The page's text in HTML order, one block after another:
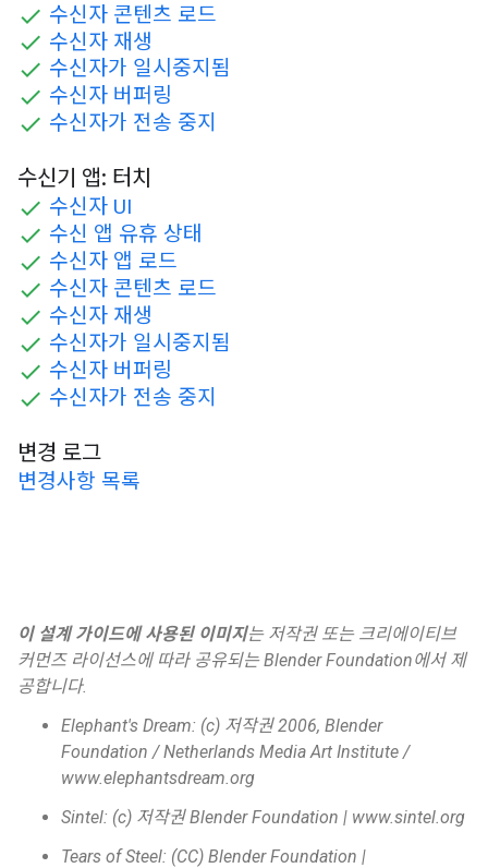
수신자 콘텐츠 로드
수신자 재생
수신자가 일시중지됨
수신자 버퍼링
수신자가 전송 중지
수신기 앱: 터치
수신자 UI
수신 앱 유휴 상태
수신자 앱 로드
수신자 콘텐츠 로드
수신자 재생
수신자가 일시중지됨
수신자 버퍼링
수신자가 전송 중지
변경 로그
변경사항 목록
이 설계 가이드에 사용된 이미지는 저작권 또는 크리에이티브
커먼즈 라이선스에 따라 공유되는 Blender Foundation에서 제
공합니다.
Elephant's Dream: (c) 저작권 2006, Blender
Foundation / Netherlands Media Art Institute /
www.elephantsdream.org
Sintel: (c) 저작권 Blender Foundation | www.sintel.org
Tears of Steel: (CC) Blender Foundation |